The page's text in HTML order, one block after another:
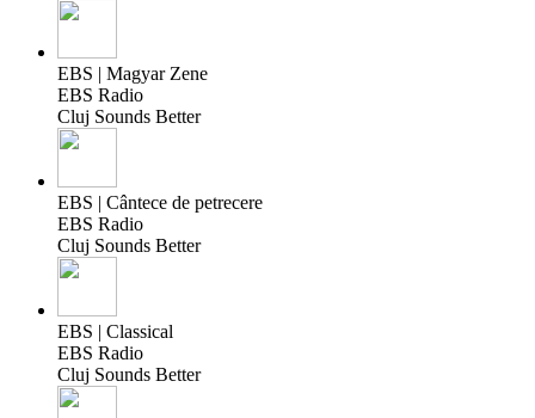
EBS | Magyar Zene
EBS Radio
Cluj Sounds Better
EBS | Cântece de petrecere
EBS Radio
Cluj Sounds Better
EBS | Classical
EBS Radio
Cluj Sounds Better